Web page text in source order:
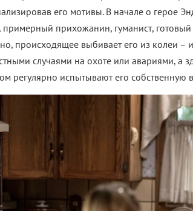
его мотивы. В начале о герое
примерный прихожанин, гуманист,
происходящее выбивает его из колеи –
случаями на охоте или авариями, а
регулярно испытывают его собственную